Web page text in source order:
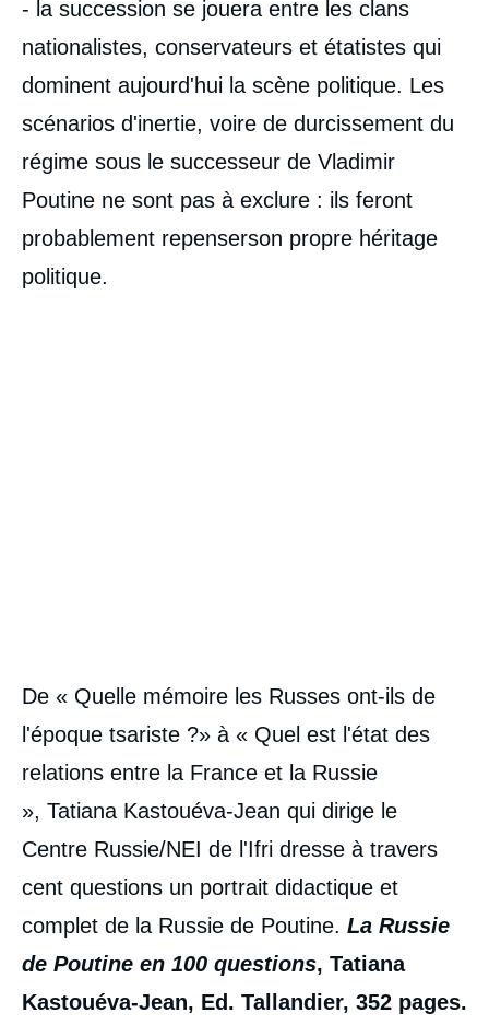
- la succession se jouera entre les clans
nationalistes, conservateurs et étatistes qui
dominent aujourd'hui la scène politique. Les
scénarios d'inertie, voire de durcissement du
régime sous le successeur de Vladimir
Poutine ne sont pas à exclure : ils feront
probablement repenserson propre héritage
politique.
De « Quelle mémoire les Russes ont-ils de
l'époque tsariste ?» à « Quel est l'état des
relations entre la France et la Russie
», Tatiana Kastouéva-Jean qui dirige le
Centre Russie/NEI de l'Ifri dresse à travers
cent questions un portrait didactique et
complet de la Russie de Poutine. La Russie
de Poutine en 100 questions, Tatiana
Kastouéva-Jean, Ed. Tallandier, 352 pages.